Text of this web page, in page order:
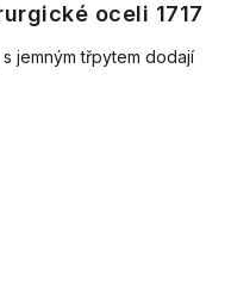
oceli 1717
jemným třpytem dodají